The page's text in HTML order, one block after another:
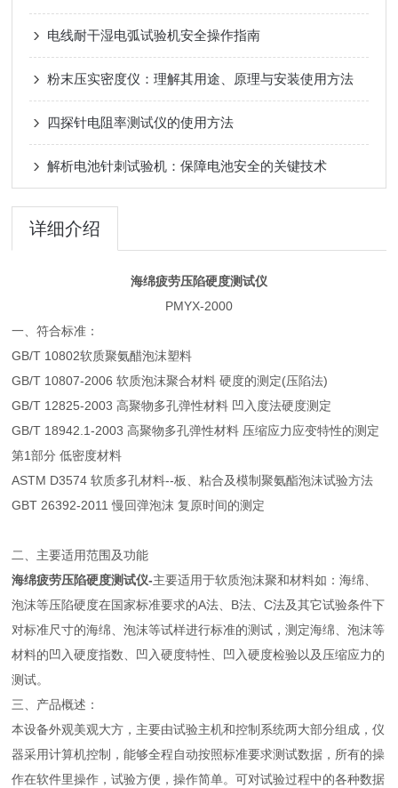
电线耐干湿电弧试验机安全操作指南
粉末压实密度仪：理解其用途、原理与安装使用方法
四探针电阻率测试仪的使用方法
解析电池针刺试验机：保障电池安全的关键技术
详细介绍
海绵疲劳压陷硬度测试仪
PMYX-2000
一、符合标准：
GB/T 10802软质聚氨醋泡沫塑料
GB/T 10807-2006 软质泡沫聚合材料 硬度的测定(压陷法)
GB/T 12825-2003 高聚物多孔弹性材料 凹入度法硬度测定
GB/T 18942.1-2003 高聚物多孔弹性材料 压缩应力应变特性的测定
第1部分 低密度材料
ASTM D3574 软质多孔材料--板、粘合及模制聚氨酯泡沫试验方法
GBT 26392-2011 慢回弹泡沫 复原时间的测定
二、主要适用范围及功能
海绵疲劳压陷硬度测试仪-主要适用于软质泡沫聚和材料如：海绵、
泡沫等压陷硬度在国家标准要求的A法、B法、C法及其它试验条件下
对标准尺寸的海绵、泡沫等试样进行标准的测试，测定海绵、泡沫等
材料的凹入硬度指数、凹入硬度特性、凹入硬度检验以及压缩应力的
测试。
三、产品概述：
本设备外观美观大方，主要由试验主机和控制系统两大部分组成，仪
器采用计算机控制，能够全程自动按照标准要求测试数据，所有的操
作在软件里操作，试验方便，操作简单。可对试验过程中的各种数据